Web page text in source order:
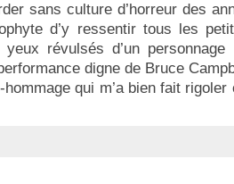
sans culture d’horreur des
d’y ressentir tous les
révulsés d’un
digne de Bruce
qui m’a bien fait rigoler